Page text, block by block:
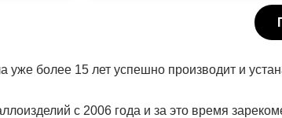
уже более 15 лет успешно производит и
с 2006 года и за это время